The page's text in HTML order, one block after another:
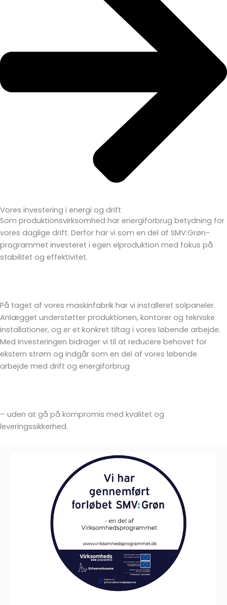
Vores investering i energi og drift
Som produktionsvirksomhed har energiforbrug betydning for
vores daglige drift. Derfor har vi som en del af SMV:Grøn-
programmet investeret i egen elproduktion med fokus på
stabilitet og effektivitet.
På taget af vores maskinfabrik har vi installeret solpaneler.
Anlægget understøtter produktionen, kontorer og tekniske
installationer, og er et konkret tiltag i vores løbende arbejde.
Med Investeringen bidrager vi til at reducere behovet for
ekstern strøm og indgår som en del af vores løbende
arbejde med drift og energiforbrug
– uden at gå på kompromis med kvalitet og
leveringssikkerhed.